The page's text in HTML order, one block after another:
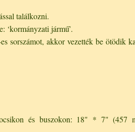
találkozni.
‘kormányzati jármű’.
sorszámot, akkor vezették be ötödik
és buszokon: 18" * 7" (457